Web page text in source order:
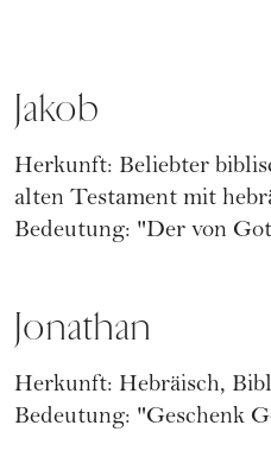
Jakob
Herkunft: Beliebter
alten Testament mit
Bedeutung: "Der von
Jonathan
Herkunft: Hebräisch,
Bedeutung: "Geschenk